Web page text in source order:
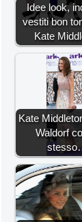
Idee look,
vestiti bon
Kate
Kate
Waldorf